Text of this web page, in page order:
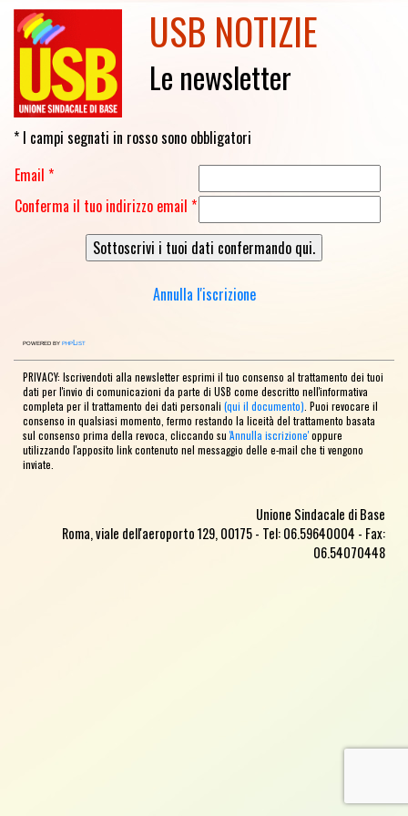
USB NOTIZIE
Le newsletter
* I campi segnati in rosso sono obbligatori
Email *
Conferma il tuo indirizzo email *
Annulla l'iscrizione
powered by phpList
PRIVACY: Iscrivendoti alla newsletter esprimi il tuo consenso al trattamento dei tuoi
dati per l'invio di comunicazioni da parte di USB come descritto nell'informativa
completa per il trattamento dei dati personali (qui il documento) . Puoi revocare il
consenso in qualsiasi momento, fermo restando la liceità del trattamento basata
sul consenso prima della revoca, cliccando su 'Annulla iscrizione'oppure
utilizzando l'apposito link contenuto nel messaggio delle e-mail che ti vengono
inviate.
Unione Sindacale di Base
Roma, viale dell'aeroporto 129, 00175 - Tel: 06.59640004 - Fax:
06.54070448